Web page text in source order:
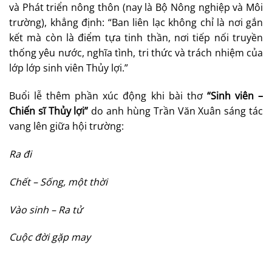
và Phát triển nông thôn (nay là Bộ Nông nghiệp và Môi
trường), khẳng định: “Ban liên lạc không chỉ là nơi gắn
kết mà còn là điểm tựa tinh thần, nơi tiếp nối truyền
thống yêu nước, nghĩa tình, tri thức và trách nhiệm của
lớp lớp sinh viên Thủy lợi.”
Buổi lễ thêm phần xúc động khi bài thơ “Sinh viên –
Chiến sĩ Thủy lợi” do anh hùng Trần Văn Xuân sáng tác
vang lên giữa hội trường:
Ra đi
Chết – Sống, một thời
Vào sinh – Ra tử
Cuộc đời gặp may